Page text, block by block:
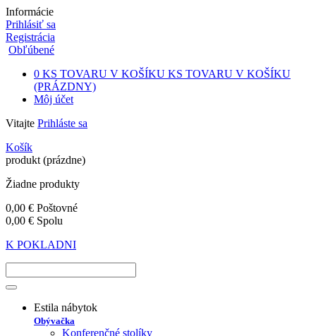
Informácie
Prihlásiť sa
Registrácia
Obľúbené
0 KS TOVARU V KOŠÍKU KS TOVARU V KOŠÍKU
(PRÁZDNY)
Môj účet
Vitajte Prihláste sa
Košík
produkt (prázdne)
Žiadne produkty
0,00 € Poštovné
0,00 € Spolu
K POKLADNI
Estila nábytok
Obývačka
Konferenčné stolíky